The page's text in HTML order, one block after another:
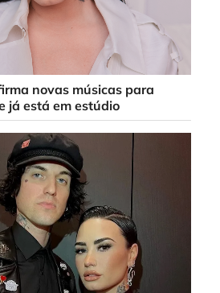
novas músicas para
já está em estúdio